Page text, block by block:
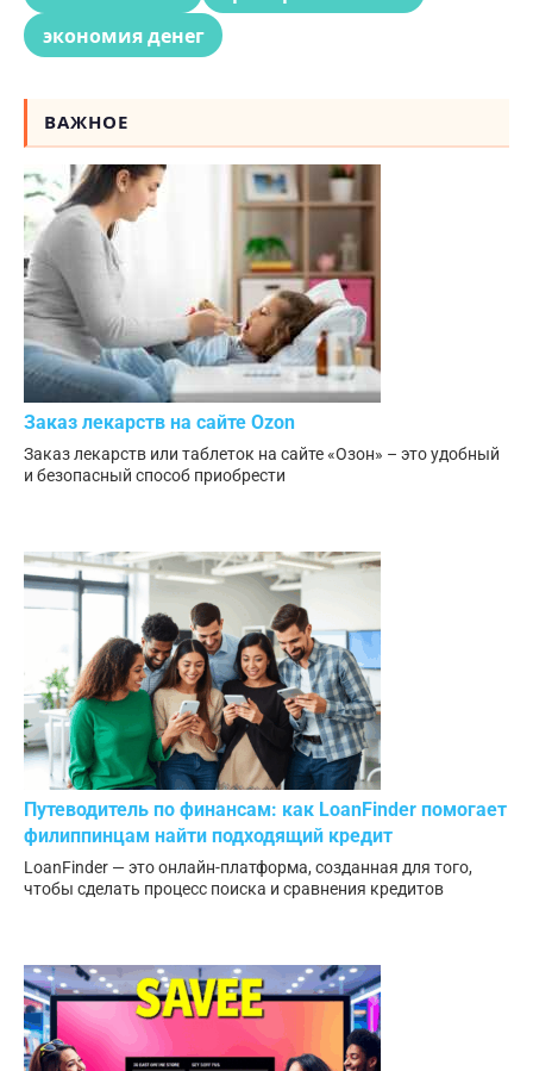
экономия денег
ВАЖНОЕ
Заказ лекарств на сайте Ozon
Заказ лекарств или таблеток на сайте «Озон» – это удобный
и безопасный способ приобрести
Путеводитель по финансам: как LoanFinder помогает
филиппинцам найти подходящий кредит
LoanFinder — это онлайн-платформа, созданная для того,
чтобы сделать процесс поиска и сравнения кредитов